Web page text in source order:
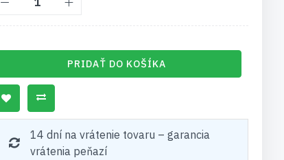
PRIDAŤ DO KOŠÍKA
14 dní na vrátenie tovaru – garancia
vrátenia peňazí